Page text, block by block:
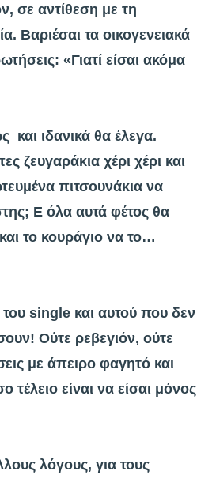
σε αντίθεση με τη
Βαριέσαι τα οικογενειακά
«Γιατί είσαι ακόμα
και ιδανικά θα έλεγα.
ζευγαράκια χέρι χέρι και
πιτσουνάκια να
Ε όλα αυτά φέτος θα
το κουράγιο να το…
του single και αυτού που δεν
Ούτε ρεβεγιόν, ούτε
με άπειρο φαγητό και
είναι να είσαι μόνος
λόγους, για τους